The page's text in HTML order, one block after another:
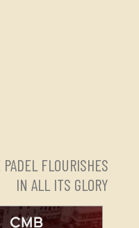
PADEL FLOURISHES
IN ALL ITS GLORY